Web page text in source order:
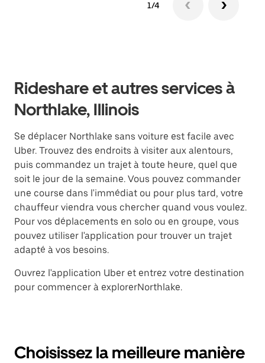
1/4
Rideshare et autres services à
Northlake, Illinois
Se déplacer Northlake sans voiture est facile avec
Uber. Trouvez des endroits à visiter aux alentours,
puis commandez un trajet à toute heure, quel que
soit le jour de la semaine. Vous pouvez commander
une course dans l'immédiat ou pour plus tard, votre
chauffeur viendra vous chercher quand vous voulez.
Pour vos déplacements en solo ou en groupe, vous
pouvez utiliser l'application pour trouver un trajet
adapté à vos besoins.
Ouvrez l'application Uber et entrez votre destination
pour commencer à explorerNorthlake.
Choisissez la meilleure manière